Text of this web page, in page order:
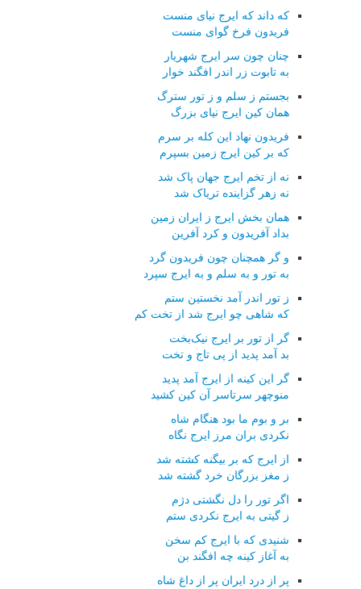
که داند که ایرج نیای منست
فریدون فرخ گوای منست
چنان چون سر ایرج شهریار
به تابوت زر اندر افگند خوار
بجستم ز سلم و ز تور سترگ
همان کین ایرج نیای بزرگ
فریدون نهاد این کله بر سرم
که بر کین ایرج زمین بسپرم
نه از تخم ایرج جهان پاک شد
نه زهر گزاینده تریاک شد
همان بخش ایرج ز ایران زمین
بداد آفریدون و کرد آفرین
و گر همچنان چون فریدون گرد
به تور و به سلم و به ایرج سپرد
ز تور اندر آمد نخستین ستم
که شاهی چو ایرج شد از تخت کم
گر از تور بر ایرج نیک‌بخت
بد آمد پدید از پی تاج و تخت
گر این کینه از ایرج آمد پدید
منوچهر سرتاسر آن کین کشید
بر و بوم ما بود هنگام شاه
نکردی بران مرز ایرج نگاه
از ایرج که بر بیگنه کشته شد
ز مغز بزرگان خرد گشته شد
اگر تور را دل نگشتی دژم
ز گیتی به ایرج نکردی ستم
شنیدی که با ایرج کم سخن
به آغاز کینه چه افگند بن
پر از درد ایران پر از داغ شاه